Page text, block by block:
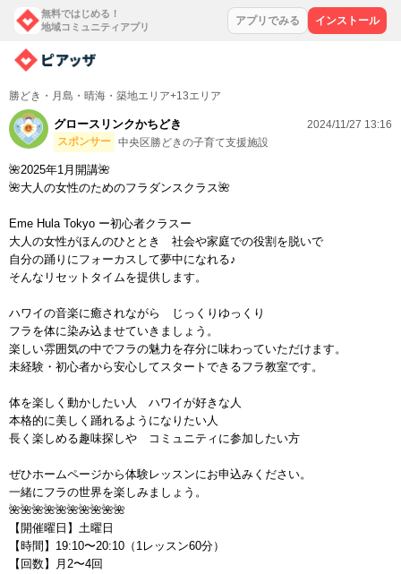
無料ではじめる！
地域コミュニティアプリ
アプリでみる インストール
勝どき・月島・晴海・築地エリア+13エリア
グロースリンクかちどき
スポンサー 中央区勝どきの子育て支援施設
2024/11/27 13:16
🌺2025年1月開講🌺
🌺大人の女性のためのフラダンスクラス🌺
Eme Hula Tokyo ー初心者クラスー
大人の女性がほんのひととき 社会や家庭での役割を脱いで
自分の踊りにフォーカスして夢中になれる♪
そんなリセットタイムを提供します。
ハワイの音楽に癒されながら じっくりゆっくり
フラを体に染み込ませていきましょう。
楽しい雰囲気の中でフラの魅力を存分に味わっていただけます。
未経験・初心者から安心してスタートできるフラ教室です。
体を楽しく動かしたい人 ハワイが好きな人
本格的に美しく踊れるようになりたい人
長く楽しめる趣味探しや コミュニティに参加したい方
ぜひホームページから体験レッスンにお申込みください。
一緒にフラの世界を楽しみましょう。
🌺🌺🌺🌺🌺🌺🌺🌺🌺🌺
【開催曜日】土曜日
【時間】19:10〜20:10（1レッスン60分）
【回数】月2〜4回